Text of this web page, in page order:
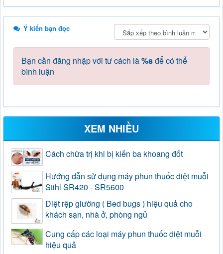
Ý kiến bạn đọc
Bạn cần đăng nhập với tư cách là%sđể có thể
bình luận
XEM NHIỀU
Cách chữa trị khi bị kiến ba khoang đốt
Hướng dẫn sử dụng máy phun thuốc diệt muỗi
Stihl SR420 - SR5600
Diệt rệp giường ( Bed bugs ) hiệu quả cho
khách sạn, nhà ở, phòng ngủ
Cung cấp các loại máy phun thuốc diệt muỗi
hiệu quả